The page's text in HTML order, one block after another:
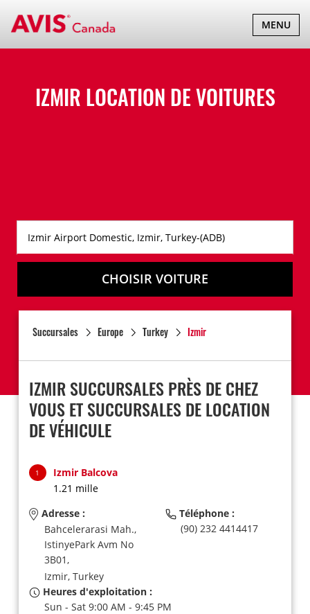
BASCULER
LA
MENU
IZMIR LOCATION DE VOITURES
CHOISIR VOITURE
Succursales Europe Turkey Izmir
IZMIR SUCCURSALES PRÈS DE CHEZ
VOUS ET SUCCURSALES DE LOCATION
DE VÉHICULE
1
Izmir Balcova
1.21 mille
Adresse :
Bahcelerarasi Mah.,
IstinyePark Avm No
3B01,
Izmir, Turkey
Téléphone :
(90) 232 4414417
Heures d'exploitation :
Sun - Sat 9:00 AM - 9:45 PM